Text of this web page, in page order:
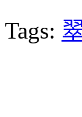
Tags: